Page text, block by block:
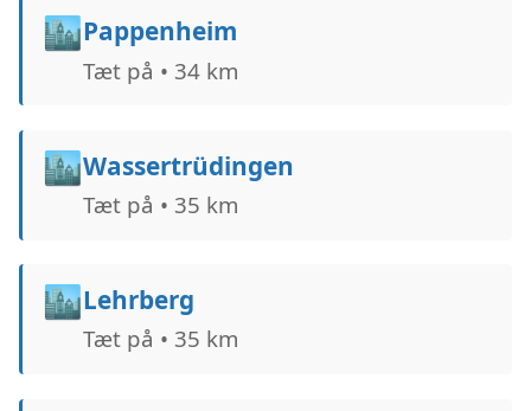
🏙️Pappenheim
Tæt på • 34 km
🏙️Wassertrüdingen
Tæt på • 35 km
🏙️Lehrberg
Tæt på • 35 km